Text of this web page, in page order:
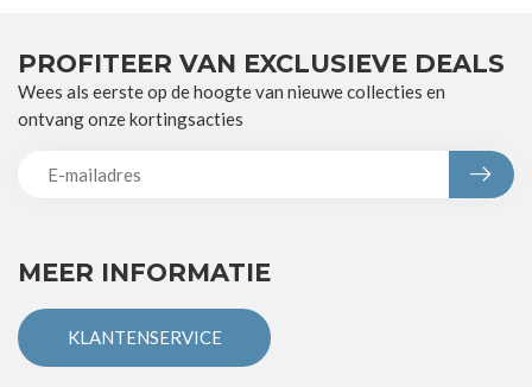
MEER INFORMATIE
KLANTENSERVICE
PROFITEER VAN EXCLUSIEVE DEALS
Wees als eerste op de hoogte van nieuwe collecties en
ontvang onze kortingsacties